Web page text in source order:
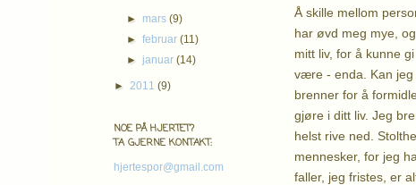
Å skille mellom
har øvd meg mye,
mitt liv, for å kunne
være - enda. Kan jeg
brenner for å
gjøre i ditt liv. Jeg
helst rive ned.
mennesker, for jeg
faller, jeg fristes, er
► mars(9)
►februar(11)
► januar(14)
► 2011 (9)
NOE PÅ HJERTET?
TA GJERNE KONTAKT:
hjertespor@gmail.com